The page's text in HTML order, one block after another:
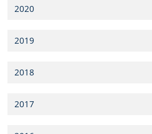
2020
2019
2018
2017